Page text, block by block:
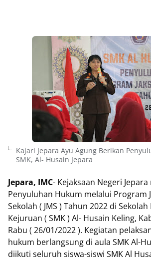
Kajari Jepara Ayu Agung Berikan
SMK, Al- Husain Jepara
Jepara, IMC- Kejaksaan Negeri
Penyuluhan Hukum melalui Program
Sekolah ( JMS ) Tahun 2022 di
Kejuruan ( SMK ) Al- Husain Keling,
Rabu ( 26/01/2022 ). Kegiatan
hukum berlangsung di aula SMK Al-
diikuti seluruh siswa-siswi SMK Al